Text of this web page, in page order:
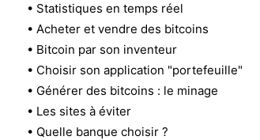
• Statistiques en temps réel
• Acheter et vendre des bitcoins
• Bitcoin par son inventeur
• Choisir son application "portefeuille"
• Générer des bitcoins : le minage
• Les sites à éviter
• Quelle banque choisir ?